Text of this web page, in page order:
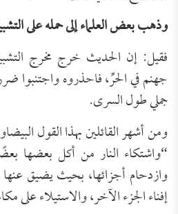
وذهب بعض العلماء إلى حمله على
فقيل: إن الحديث خرج مخرج
جهنم في الحرِّ، فاحذروه واجتنبوا
جملي طول السرى.
“واشتكاء النار من أكل بعضها
وازدحام أجزائها، بحيث يضيق
إفناء الجزء الآخر، والاستيلاء على